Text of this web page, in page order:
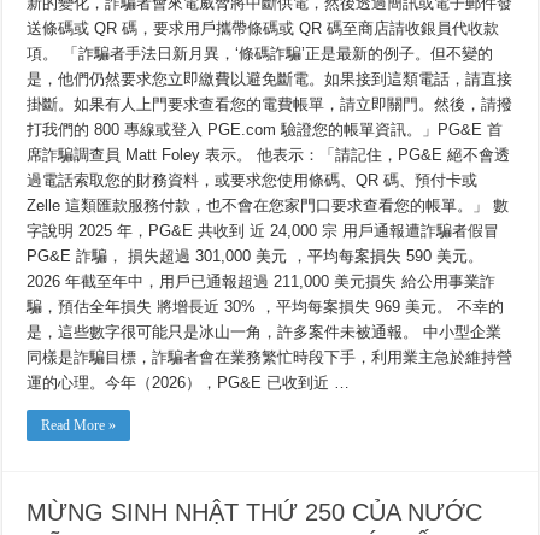
碼
詐
騙」：
你
需
要
道
的
事
項
送條碼或 QR 碼，要求用戶攜帶條碼或 QR 碼至商店請收銀員代收款
項。 「詐騙者手法日新月異，‘條碼詐騙’正是最新的例子。但不變的
是，他們仍然要求您立即繳費以避免斷電。如果接到這類電話，請直接
掛斷。如果有人上門要求查看您的電費帳單，請立即關門。然後，請撥
打我們的 800 專線或登入 PGE.com 驗證您的帳單資訊。」PG&E 首
席詐騙調查員 Matt Foley 表示。 他表示：「請記住，PG&E 絕不會透
過電話索取您的財務資料，或要求您使用條碼、QR 碼、預付卡或
Zelle 這類匯款服務付款，也不會在您家門口要求查看您的帳單。」 數
字說明 2025 年，PG&E 共收到 近 24,000 宗 用戶通報遭詐騙者假冒
PG&E 詐騙， 損失超過 301,000 美元 ，平均每案損失 590 美元。
2026 年截至年中，用戶已通報超過 211,000 美元損失 給公用事業詐
騙，預估全年損失 將增長近 30% ，平均每案損失 969 美元。 不幸的
是，這些數字很可能只是冰山一角，許多案件未被通報。 中小型企業
同樣是詐騙目標，詐騙者會在業務繁忙時段下手，利用業主急於維持營
運的心理。今年（2026），PG&E 已收到近 …
Read More »
MỪNG SINH NHẬT THỨ 250 CỦA NƯỚC